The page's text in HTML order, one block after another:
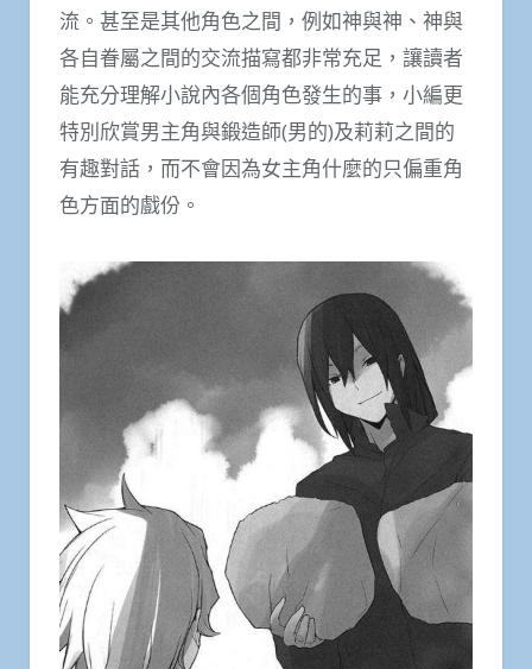
流。甚至是其他角色之間，例如神與神、神與
各自眷屬之間的交流描寫都非常充足，讓讀者
能充分理解小說內各個角色發生的事，小編更
特別欣賞男主角與鍛造師(男的)及莉莉之間的
有趣對話，而不會因為女主角什麼的只偏重角
色方面的戲份。